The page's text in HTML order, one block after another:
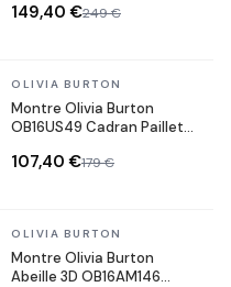
149,40 €249 €
En stock
OLIVIA BURTON
Montre Olivia Burton
OB16US49 Cadran Pailleté
107,40 €179 €
En stock
OLIVIA BURTON
Montre Olivia Burton
Abeille 3D OB16AM146